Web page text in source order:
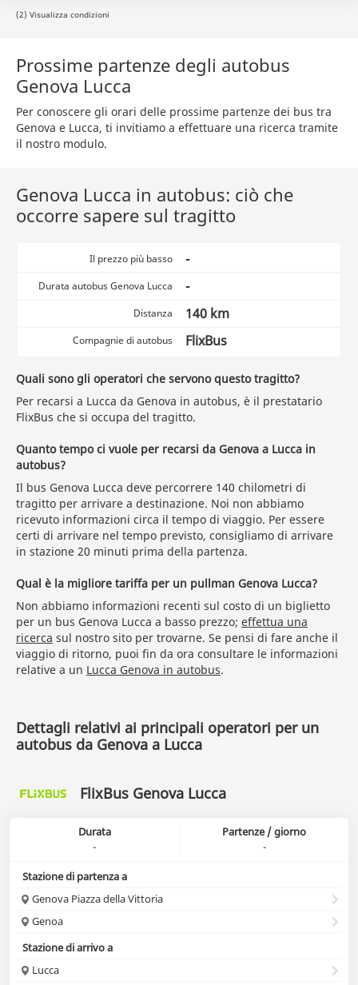
(2) Visualizza condizioni
Prossime partenze degli autobus
Genova Lucca
Per conoscere gli orari delle prossime partenze dei bus tra
Genova e Lucca, ti invitiamo a effettuare una ricerca tramite
il nostro modulo.
Genova Lucca in autobus: ciò che
occorre sapere sul tragitto
Il prezzo più basso -
Durata autobus Genova Lucca -
Distanza 140 km
Compagnie di autobus FlixBus
Quali sono gli operatori che servono questo tragitto?
Per recarsi a Lucca da Genova in autobus, è il prestatario
FlixBus che si occupa del tragitto.
Quanto tempo ci vuole per recarsi da Genova a Lucca in
autobus?
Il bus Genova Lucca deve percorrere 140 chilometri di
tragitto per arrivare a destinazione. Noi non abbiamo
ricevuto informazioni circa il tempo di viaggio. Per essere
certi di arrivare nel tempo previsto, consigliamo di arrivare
in stazione 20 minuti prima della partenza.
Qual è la migliore tariffa per un pullman Genova Lucca?
Non abbiamo informazioni recenti sul costo di un biglietto
per un bus Genova Lucca a basso prezzo; effettua una
ricerca sul nostro sito per trovarne. Se pensi di fare anche il
viaggio di ritorno, puoi fin da ora consultare le informazioni
relative a un Lucca Genova in autobus.
Dettagli relativi ai principali operatori per un
autobus da Genova a Lucca
FlixBus Genova Lucca
Durata
Partenze / giorno
-
-
Stazione di partenza a
Genova Piazza della Vittoria
Genoa
Stazione di arrivo a
Lucca